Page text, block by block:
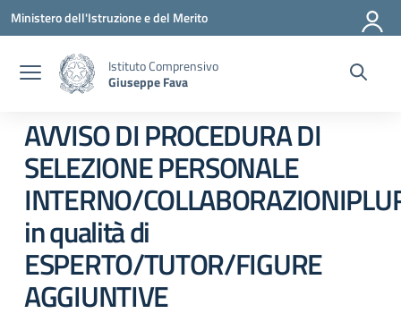
Vai ai contenuti
Vai al menu di navigazione
Vai al footer
Ministero dell'Istruzione e del Merito
Istituto Comprensivo
Giuseppe Fava
AVVISO DI PROCEDURA DI
SELEZIONE PERSONALE
INTERNO/
in qualità di
ESPERTO/TUTOR/FIGURE
AGGIUNTIVE